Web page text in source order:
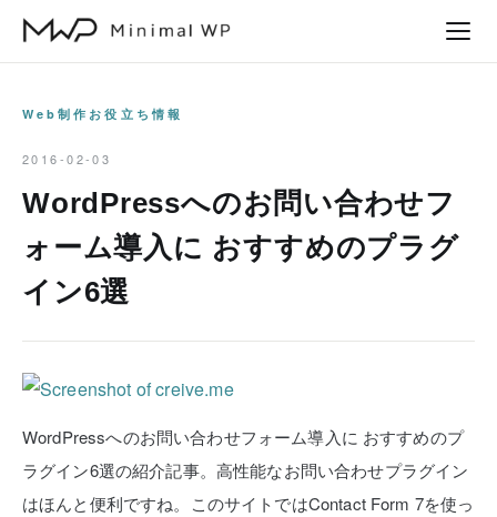
Web制作お役立ち情報
2016-02-03
WordPressへのお問い合わせフ
ォーム導入に おすすめのプラグ
イン6選
WordPressへのお問い合わせフォーム導入に おすすめのプ
ラグイン6選の紹介記事。高性能なお問い合わせプラグイン
はほんと便利ですね。このサイトではContact Form 7を使っ